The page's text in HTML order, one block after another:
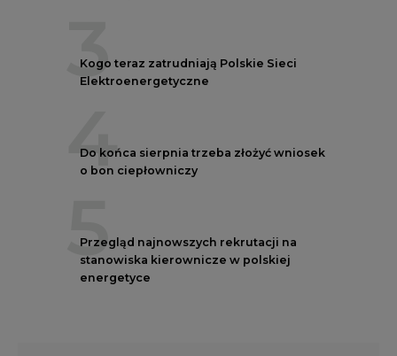
3
Kogo teraz zatrudniają Polskie Sieci
Elektroenergetyczne
4
Do końca sierpnia trzeba złożyć wniosek
o bon ciepłowniczy
5
Przegląd najnowszych rekrutacji na
stanowiska kierownicze w polskiej
energetyce